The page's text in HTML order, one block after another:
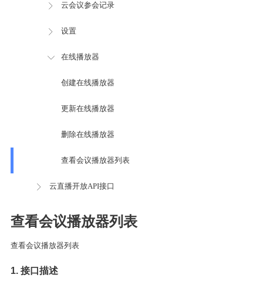
云会议参会记录
设置
在线播放器
创建在线播放器
更新在线播放器
删除在线播放器
查看会议播放器列表
云直播开放API接口
查看会议播放器列表
查看会议播放器列表
1. 接口描述